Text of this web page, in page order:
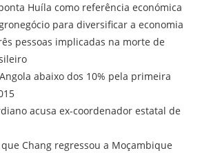
Huíla como referência económica
para diversificar a economia
pessoas implicadas na morte de
abaixo dos 10% pela primeira
acusa ex-coordenador estatal de
Chang regressou a Moçambique